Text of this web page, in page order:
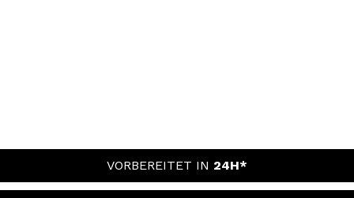
VORBEREITET IN 24H*